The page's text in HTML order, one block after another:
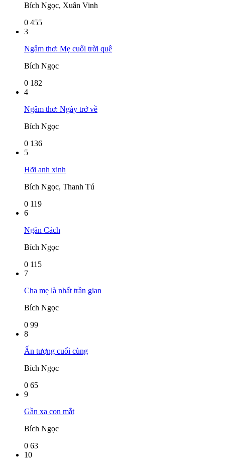
Bích Ngọc, Xuân Vinh
0 455
3
Ngâm thơ: Mẹ cuối trời quê
Bích Ngọc
0 182
4
Ngâm thơ: Ngày trở về
Bích Ngọc
0 136
5
Hỡi anh xinh
Bích Ngọc, Thanh Tú
0 119
6
Ngăn Cách
Bích Ngọc
0 115
7
Cha mẹ là nhất trần gian
Bích Ngọc
0 99
8
Ấn tượng cuối cùng
Bích Ngọc
0 65
9
Gần xa con mắt
Bích Ngọc
0 63
10